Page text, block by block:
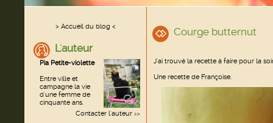
> Accueil du blog <
L'auteur
Pia Petite-violette
Entre ville et
campagne la vie
d'une femme de
cinquante ans.
Contacter l'auteur >>
Courge butternut
J'ai trouvé la recette à faire pour la
Une recette de Françoise.